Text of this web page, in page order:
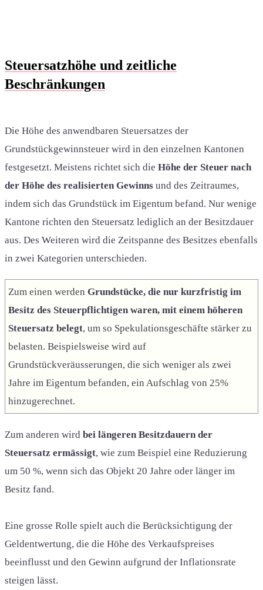
Steuersatzhöhe und zeitliche
Beschränkungen
Die Höhe des anwendbaren Steuersatzes der
Grundstückgewinnsteuer wird in den einzelnen Kantonen
festgesetzt. Meistens richtet sich die Höhe der Steuer nach
der Höhe des realisierten Gewinns und des Zeitraumes,
indem sich das Grundstück im Eigentum befand. Nur wenige
Kantone richten den Steuersatz lediglich an der Besitzdauer
aus. Des Weiteren wird die Zeitspanne des Besitzes ebenfalls
in zwei Kategorien unterschieden.
Zum einen werden Grundstücke, die nur kurzfristig im
Besitz des Steuerpflichtigen waren, mit einem höheren
Steuersatz belegt, um so Spekulationsgeschäfte stärker zu
belasten. Beispielsweise wird auf
Grundstückveräusserungen, die sich weniger als zwei
Jahre im Eigentum befanden, ein Aufschlag von 25%
hinzugerechnet.
Zum anderen wird bei längeren Besitzdauern der
Steuersatz ermässigt, wie zum Beispiel eine Reduzierung
um 50 %, wenn sich das Objekt 20 Jahre oder länger im
Besitz fand.
Eine grosse Rolle spielt auch die Berücksichtigung der
Geldentwertung, die die Höhe des Verkaufspreises
beeinflusst und den Gewinn aufgrund der Inflationsrate
steigen lässt.